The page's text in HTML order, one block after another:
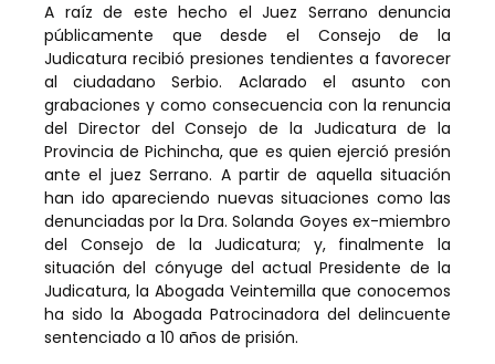
A raíz de este hecho el Juez Serrano denuncia
públicamente que desde el Consejo de la
Judicatura recibió presiones tendientes a favorecer
al ciudadano Serbio. Aclarado el asunto con
grabaciones y como consecuencia con la renuncia
del Director del Consejo de la Judicatura de la
Provincia de Pichincha, que es quien ejerció presión
ante el juez Serrano. A partir de aquella situación
han ido apareciendo nuevas situaciones como las
denunciadas por la Dra. Solanda Goyes ex-miembro
del Consejo de la Judicatura; y, finalmente la
situación del cónyuge del actual Presidente de la
Judicatura, la Abogada Veintemilla que conocemos
ha sido la Abogada Patrocinadora del delincuente
sentenciado a 10 años de prisión.